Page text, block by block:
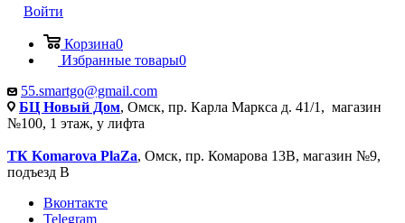
Войти
Корзина0
Избранные товары0
55.smartgo@gmail.com
БЦ Новый Дом, Омск, пр. Карла Маркса д. 41/1, магазин
№100, 1 этаж, у лифта
ТК Komarova PlaZa, Омск, пр. Комарова 13В, магазин №9,
подъезд В
Вконтакте
Telegram